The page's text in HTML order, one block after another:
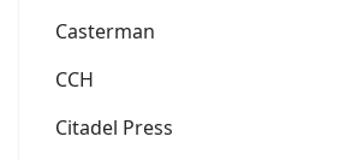
Casterman
CCH
Citadel Press